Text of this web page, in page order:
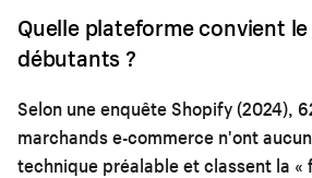
Quelle plateforme convient
débutants ?
Selon une enquête Shopify (2024),
marchands e-commerce n'ont
technique préalable et classent la